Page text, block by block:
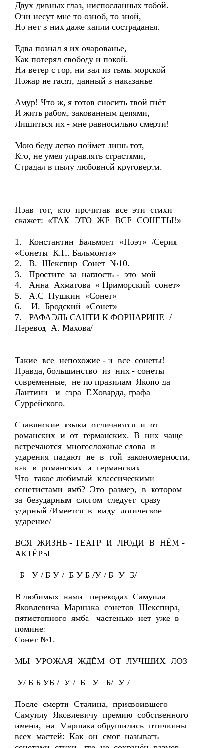
Двух дивных глаз, ниспосланных тобой.
Они несут мне то озноб, то зной,
Но нет в них даже капли состраданья.
Едва познал я их очарованье,
Как потерял свободу и покой.
Ни ветер с гор, ни вал из тьмы морской
Пожар не гасят, данный в наказанье.
Амур! Что ж, я готов сносить твой гнёт
И жить рабом, закованным цепями,
Лишиться их - мне равносильно смерти!
Мою беду легко поймет лишь тот,
Кто, не умея управлять страстями,
Страдал в пылу любовной круговерти.
Прав тот, кто прочитав все эти стихи
скажет: «ТАК ЭТО ЖЕ ВСЕ СОНЕТЫ!»
1. Константин Бальмонт «Поэт» /Серия
«Сонеты К.П. Бальмонта»
2. В. Шекспир Сонет №10.
3. Простите за наглость - это мой
4. Анна Ахматова « Приморский сонет»
5. А.С Пушкин «Сонет»
6. И. Бродский «Сонет»
7. РАФАЭЛЬ САНТИ К ФОРНАРИНЕ /
Перевод А. Махова/
Такие все непохожие - и все сонеты!
Правда, большинство из них - сонеты
современные, не по правилам Якопо да
Лантини и сэра Г.Ховарда, графа
Суррейского.
Славянские языки отличаются и от
романских и от германских. В них чаще
встречаются многосложные слова и
ударения падают не в той закономерности,
как в романских и германских.
Что такое любимый классическими
сонетистами ямб? Это размер, в котором
за безударным слогом следует сразу
ударный /Имеется в виду логическое
ударение/
ВСЯ ЖИЗНЬ - ТЕАТР И ЛЮДИ В НЁМ -
АКТЁРЫ
Б У / Б У / Б У Б /У / Б У Б/
В любимых нами переводах Самуила
Яковлевича Маршака сонетов Шекспира,
пятистопного ямба частенько нет уже в
помине:
Сонет №1.
МЫ УРОЖАЯ ЖДЁМ ОТ ЛУЧШИХ ЛОЗ
У/ Б Б УБ / У / Б У Б/ У /
После смерти Сталина, присвоившего
Самуилу Яковлевичу премию собственного
имени, на Маршака обрушились птичкины
всех мастей: Как он смог называть